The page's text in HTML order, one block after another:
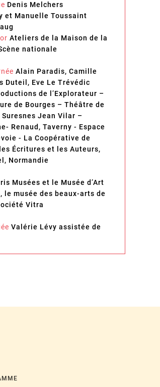
Denis Melchers
et Manuelle Toussaint
Ateliers de la Maison de la
nationale
Alain Paradis, Camille
Duteil, Eve Le Trévédic
de l’Explorateur –
de Bourges – Théâtre de
Jean Vilar –
Renaud, Taverny - Espace
- La Coopérative de
Écritures et les Auteurs,
Normandie
Musées et le Musée d’Art
le musée des beaux-arts de
Vitra
Valérie Lévy assistée de